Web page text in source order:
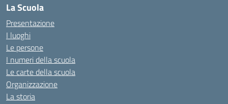
La Scuola
Presentazione
I luoghi
Le persone
I numeri della scuola
Le carte della scuola
Organizzazione
La storia